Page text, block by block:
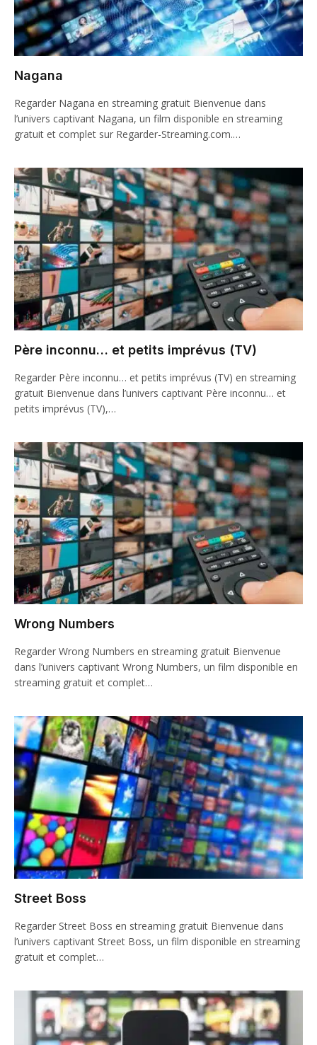
Nagana
Regarder Nagana en streaming gratuit Bienvenue dans
l’univers captivant Nagana, un film disponible en streaming
gratuit et complet sur Regarder-Streaming.com.…
Père inconnu… et petits imprévus (TV)
Regarder Père inconnu… et petits imprévus (TV) en streaming
gratuit Bienvenue dans l’univers captivant Père inconnu… et
petits imprévus (TV),…
Wrong Numbers
Regarder Wrong Numbers en streaming gratuit Bienvenue
dans l’univers captivant Wrong Numbers, un film disponible en
streaming gratuit et complet…
Street Boss
Regarder Street Boss en streaming gratuit Bienvenue dans
l’univers captivant Street Boss, un film disponible en streaming
gratuit et complet…